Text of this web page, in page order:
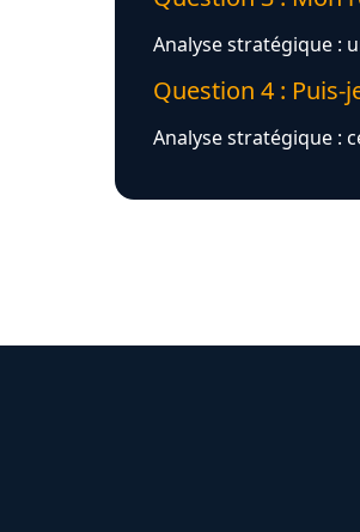
Analyse stratégique :
Question 4 :
Analyse stratégique :